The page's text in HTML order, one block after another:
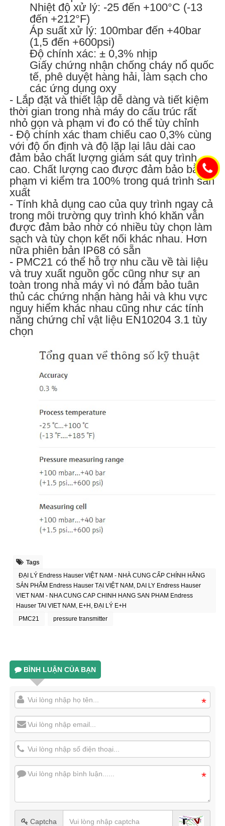
Nhiệt độ xử lý: -25 đến +100°C (-13
đến +212°F)
Áp suất xử lý: 100mbar đến +40bar
(1,5 đến +600psi)
Độ chính xác: ± 0,3% nhịp
Giấy chứng nhận chống cháy nổ quốc
tế, phê duyệt hàng hải, làm sạch cho
các ứng dụng oxy
- Lắp đặt và thiết lập dễ dàng và tiết kiệm
thời gian trong nhà máy do cấu trúc rất
nhỏ gọn và phạm vi đo có thể tùy chỉnh
- Độ chính xác tham chiếu cao 0,3% cùng
với độ ổn định và độ lặp lại lâu dài cao
đảm bảo chất lượng giám sát quy trình
cao. Chất lượng cao được đảm bảo bằng
phạm vi kiểm tra 100% trong quá trình sản
xuất
- Tính khả dụng cao của quy trình ngay cả
trong môi trường quy trình khó khăn vẫn
được đảm bảo nhờ có nhiều tùy chọn làm
sạch và tùy chọn kết nối khác nhau. Hơn
nữa phiên bản IP68 có sẵn
- PMC21 có thể hỗ trợ nhu cầu về tài liệu
và truy xuất nguồn gốc cũng như sự an
toàn trong nhà máy vì nó đảm bảo tuân
thủ các chứng nhận hàng hải và khu vực
nguy hiểm khác nhau cũng như các tính
năng chứng chỉ vật liệu EN10204 3.1 tùy
chọn
Tags
ĐẠI LÝ Endress Hauser VIỆT NAM - NHÀ CUNG CẤP CHÍNH HÃNG
SẢN PHẨM Endress Hauser TẠI VIỆT NAM, DAI LY Endress Hauser
VIET NAM - NHA CUNG CAP CHINH HANG SAN PHAM Endress
Hauser TAI VIET NAM, E+H, ĐẠI LÝ E+H
PMC21
pressure transmitter
BÌNH LUẬN CỦA BẠN
*
*
Captcha